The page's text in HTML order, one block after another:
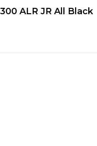
ALR JR All Black